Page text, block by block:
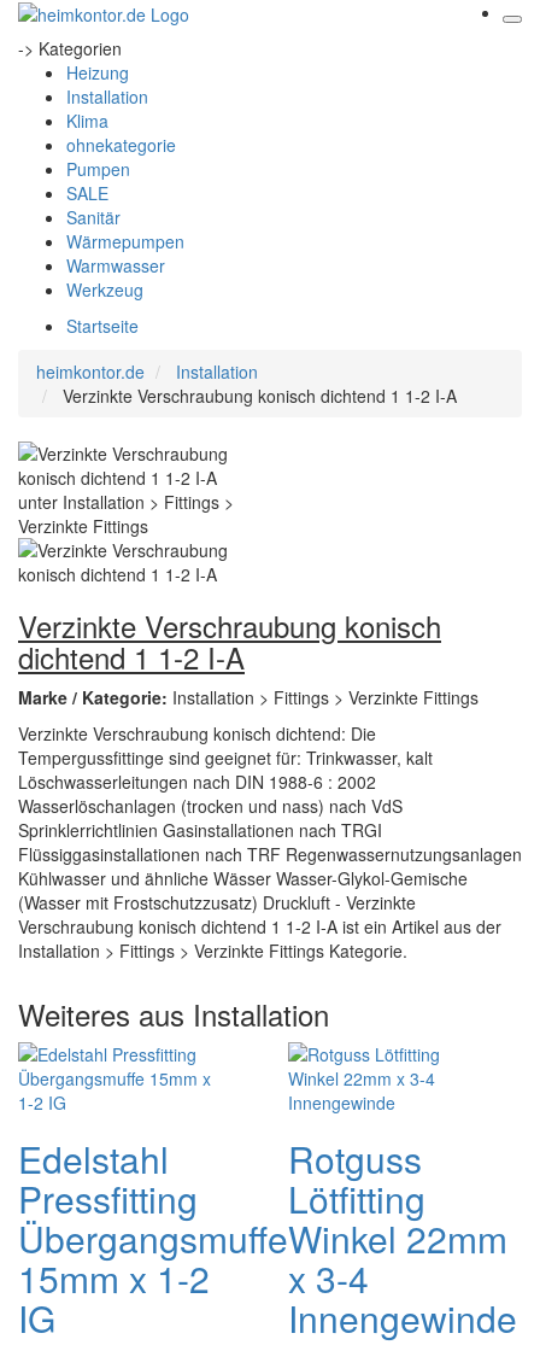
-> Kategorien
Heizung
Installation
Klima
ohnekategorie
Pumpen
SALE
Sanitär
Wärmepumpen
Warmwasser
Werkzeug
Startseite
heimkontor.de
Installation
Verzinkte Verschraubung konisch dichtend 1 1-2 I-A
Verzinkte Verschraubung konisch
dichtend 1 1-2 I-A
Marke / Kategorie: Installation > Fittings > Verzinkte Fittings
Verzinkte Verschraubung konisch dichtend: Die
Tempergussfittinge sind geeignet für: Trinkwasser, kalt
Löschwasserleitungen nach DIN 1988-6 : 2002
Wasserlöschanlagen (trocken und nass) nach VdS
Sprinklerrichtlinien Gasinstallationen nach TRGI
Flüssiggasinstallationen nach TRF Regenwassernutzungsanlagen
Kühlwasser und ähnliche Wässer Wasser-Glykol-Gemische
(Wasser mit Frostschutzzusatz) Druckluft - Verzinkte
Verschraubung konisch dichtend 1 1-2 I-A ist ein Artikel aus der
Installation > Fittings > Verzinkte Fittings Kategorie.
Weiteres aus Installation
Edelstahl
Pressfitting
Übergangsmuffe
15mm x 1-2
IG
Rotguss
Lötfitting
Winkel 22mm
x 3-4
Innengewinde